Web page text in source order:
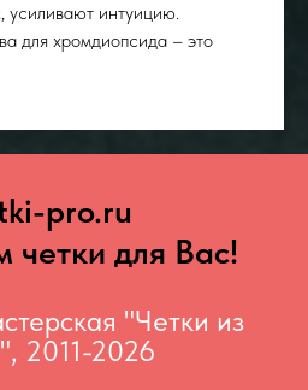
усиливают интуицию.
для хромдиопсида – это
pro.ru
для Вас!
"Четки из
2011-2026